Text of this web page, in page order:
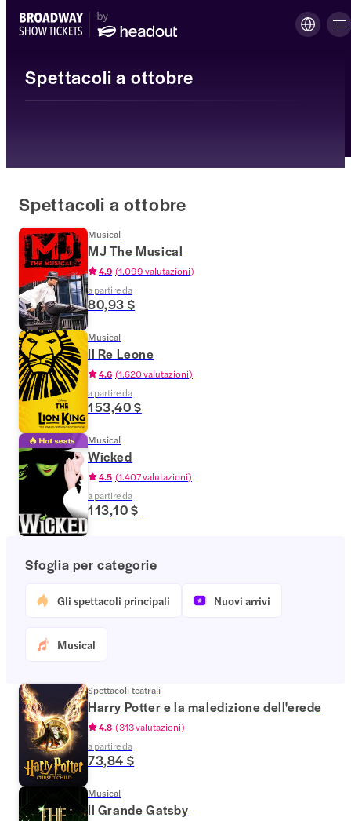
Spettacoli a ottobre
Spettacoli a ottobre
Musical
MJ The Musical
4.9 (1.099 valutazioni)
a partire da
80,93 $
Musical
Il Re Leone
4.6 (1.620 valutazioni)
a partire da
153,40 $
Musical
Wicked
4.5 (1.407 valutazioni)
a partire da
113,10 $
Sfoglia per categorie
Gli spettacoli principali Nuovi arrivi
Musical
Spettacoli teatrali
Harry Potter e la maledizione dell'erede
4.8 (313 valutazioni)
a partire da
73,84 $
Musical
Il Grande Gatsby